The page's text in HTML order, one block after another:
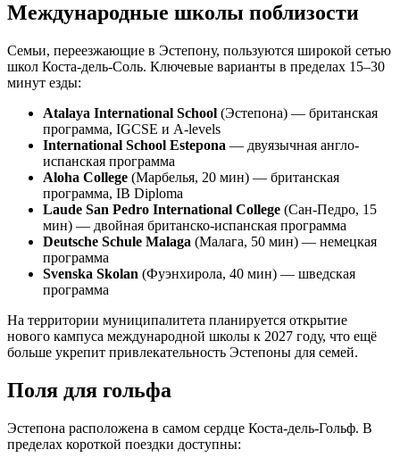
Международные школы поблизости
Семьи, переезжающие в Эстепону, пользуются широкой сетью
школ Коста-дель-Соль. Ключевые варианты в пределах 15–30
минут езды:
Atalaya International School (Эстепона) — британская
программа, IGCSE и A-levels
International School Estepona — двуязычная англо-
испанская программа
Aloha College (Марбелья, 20 мин) — британская
программа, IB Diploma
Laude San Pedro International College (Сан-Педро, 15
мин) — двойная британско-испанская программа
Deutsche Schule Malaga (Малага, 50 мин) — немецкая
программа
Svenska Skolan (Фуэнхирола, 40 мин) — шведская
программа
На территории муниципалитета планируется открытие
нового кампуса международной школы к 2027 году, что ещё
больше укрепит привлекательность Эстепоны для семей.
Поля для гольфа
Эстепона расположена в самом сердце Коста-дель-Гольф. В
пределах короткой поездки доступны: